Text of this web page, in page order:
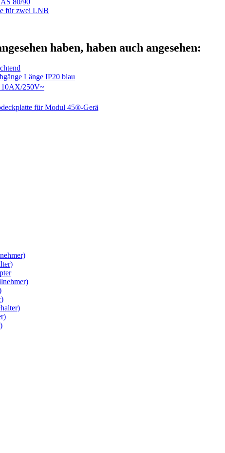
für zwei LNB
haben, haben auch angesehen:
Länge IP20 blau
10AX/250V~
für Modul 45®-Gerä